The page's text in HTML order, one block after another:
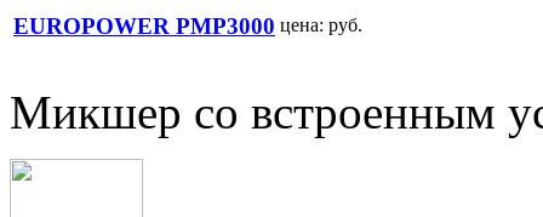
EUROPOWER PMP3000 цена: руб.
Микшер со встроенным